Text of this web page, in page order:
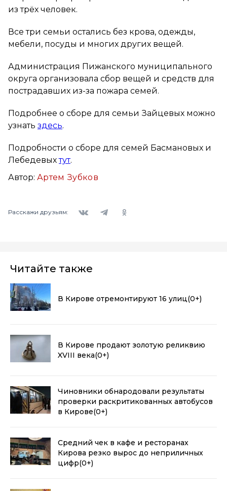
из трёх человек.
Все три семьи остались без крова, одежды,
мебели, посуды и многих других вещей.
Администрация Пижанского муниципального
округа организовала сбор вещей и средств для
пострадавших из-за пожара семей.
Подробнее о сборе для семьи Зайцевых можно
узнать здесь.
Подробности о сборе для семей Басмановых и
Лебедевыхтут.
Автор: Артем Зубков
Расскажи друзьям:
Читайте также
В Кирове отремонтируют 16 улиц(0+)
В Кирове продают золотую реликвию
XVIII века(0+)
Чиновники обнародовали результаты
проверки раскритикованных автобусов
в Кирове(0+)
Средний чек в кафе и ресторанах
Кирова резко вырос до неприличных
цифр(0+)